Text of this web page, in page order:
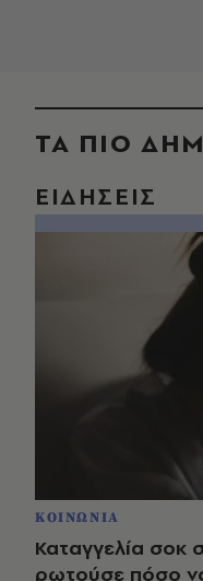
ΤΑ ΠΙΟ
ΕΙΔΗΣΕΙΣ
ΚΟΙΝΩΝΙΑ
Καταγγελία σοκ
ρωτούσε πόσο